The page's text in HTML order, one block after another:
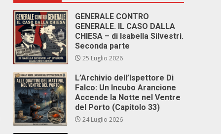
GENERALE CONTRO
GENERALE. IL CASO DALLA
CHIESA – di Isabella Silvestri.
Seconda parte
25 Luglio 2026
L’Archivio dell’Ispettore Di
Falco: Un Incubo Arancione
Accende la Notte nel Ventre
del Porto (Capitolo 33)
24 Luglio 2026